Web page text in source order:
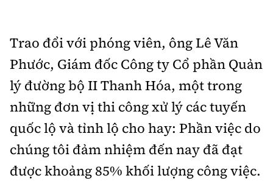
Trao đổi với phóng viên, ông Lê Văn
Phước, Giám đốc Công ty Cổ phần Quản
lý đường bộ II Thanh Hóa, một trong
những đơn vị thi công xử lý các tuyến
quốc lộ và tỉnh lộ cho hay: Phần việc do
chúng tôi đảm nhiệm đến nay đã đạt
được khoảng 85% khối lượng công việc.